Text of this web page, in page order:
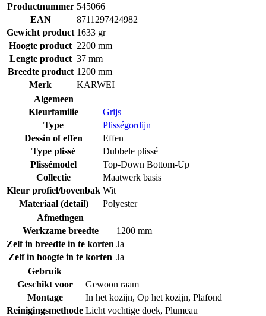
Productnummer 545066
EAN
8711297424982
Gewicht product 1633 gr
Hoogte product 2200 mm
Lengte product 37 mm
Breedte product 1200 mm
Merk
KARWEI
Algemeen
Kleurfamilie
Grijs
Type
Plisségordijn
Dessin of effen
Effen
Type plissé
Dubbele plissé
Plissémodel
Top-Down Bottom-Up
Collectie
Maatwerk basis
Kleur profiel/bovenbak Wit
Materiaal (detail)
Polyester
Afmetingen
Werkzame breedte
1200 mm
Zelf in breedte in te korten Ja
Zelf in hoogte in te korten Ja
Gebruik
Geschikt voor
Gewoon raam
Montage
In het kozijn, Op het kozijn, Plafond
Reinigingsmethode Licht vochtige doek, Plumeau